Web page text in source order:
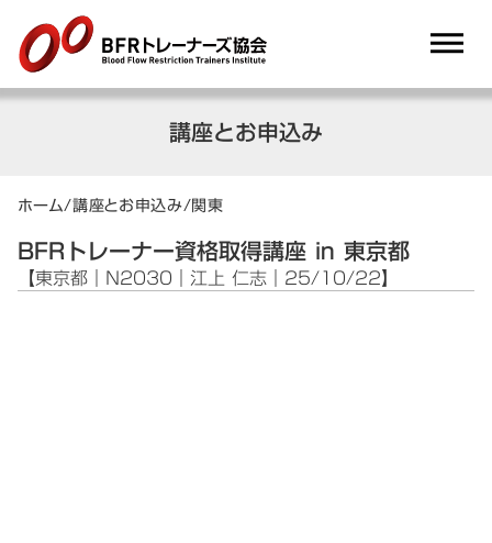
講座とお申込み
ホーム/講座とお申込み/関東
BFRトレーナー資格取得講座 in 東京都
【東京都｜N2030｜江上 仁志｜25/10/22】
dehaze